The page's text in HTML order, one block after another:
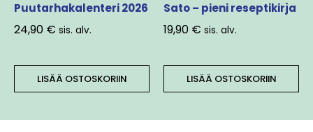
Puutarhakalenteri 2026
24,90 € sis. alv.
LISÄÄ OSTOSKORIIN
Sato – pieni reseptikirja
19,90 € sis. alv.
LISÄÄ OSTOSKORIIN